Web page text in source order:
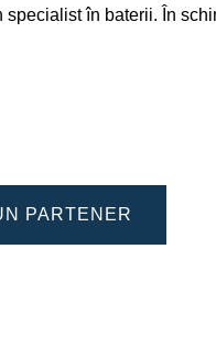
specialist în baterii. În
PARTENER